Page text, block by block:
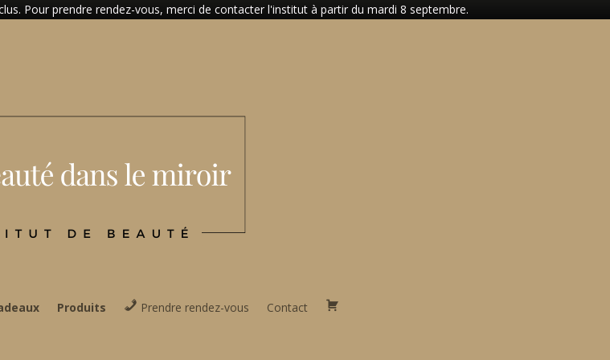
Pour prendre rendez-vous, merci de contacter l'institut à partir du mardi 8 septembre.
Produits Prendre rendez-vous Contact Panier